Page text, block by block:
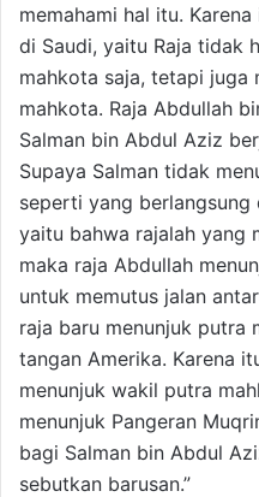
memahami hal itu.
di Saudi, yaitu Raja tidak
mahkota saja, tetapi juga
mahkota. Raja Abdullah
Salman bin Abdul Aziz
Supaya Salman tidak
seperti yang berlangsung
yaitu bahwa rajalah yang
maka raja Abdullah
untuk memutus jalan
raja baru menunjuk putra
tangan Amerika. Karena
menunjuk wakil putra
menunjuk Pangeran
bagi Salman bin Abdul
sebutkan barusan.”